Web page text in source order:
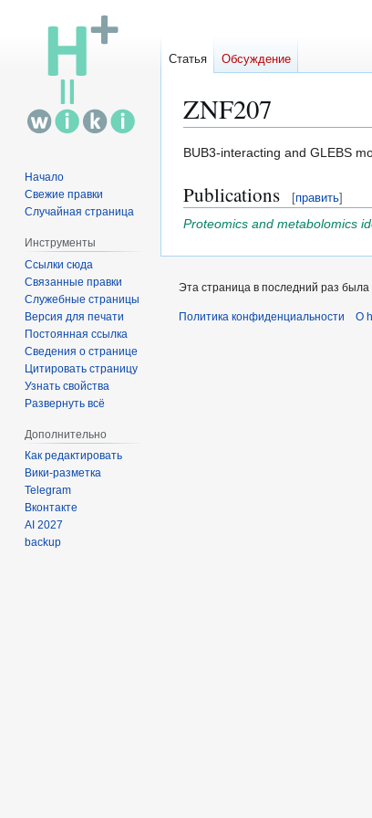
ZNF207
Перейти
навигации
Перейти
поиску
BUB3-interacting and GLEBS
Publications [править]
Proteomics and metabolomics
Статья Обсуждение
Начало
Свежие правки
Случайная страница
Инструменты
Ссылки сюда
Связанные правки
Служебные страницы
Версия для печати
Постоянная ссылка
Сведения о странице
Цитировать страницу
Узнать свойства
Развернуть всё
Дополнительно
Как редактировать
Вики-разметка
Telegram
Вконтакте
AI 2027
backup
Эта страница в последний раз была
Политика конфиденциальности О